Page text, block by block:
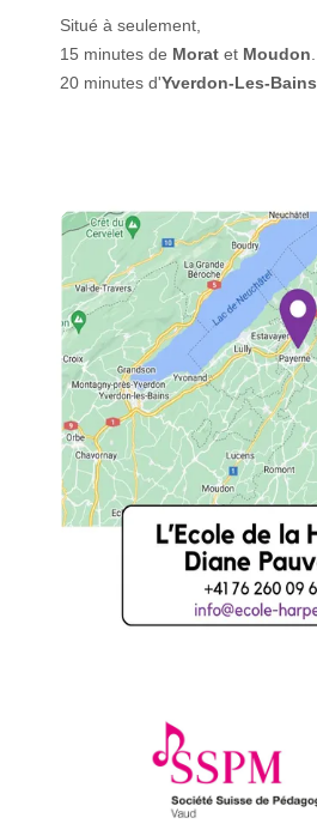
Situé à seulement,
15 minutes de Morat et Moudon
20 minutes d'Yverdon-Les-Bains